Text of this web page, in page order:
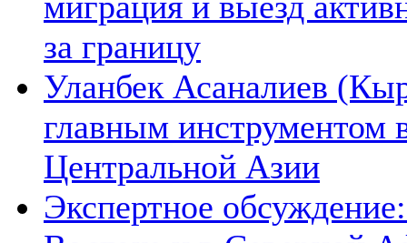
за границу
Уланбек Асаналиев
главным инструментом
Центральной Азии
Экспертное